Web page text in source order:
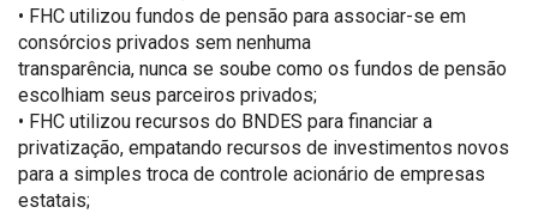
• FHC utilizou fundos de pensão para associar-se em
consórcios privados sem nenhuma
transparência, nunca se soube como os fundos de pensão
escolhiam seus parceiros privados;
• FHC utilizou recursos do BNDES para financiar a
privatização, empatando recursos de investimentos novos
para a simples troca de controle acionário de empresas
estatais;